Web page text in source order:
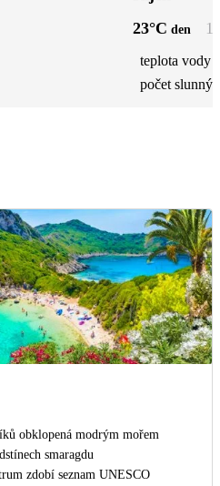
23°C den
teplota vody
počet
obklopená modrým mořem
smaragdu
zdobí seznam UNESCO